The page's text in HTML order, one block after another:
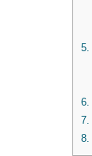
5.
6.
7.
8.